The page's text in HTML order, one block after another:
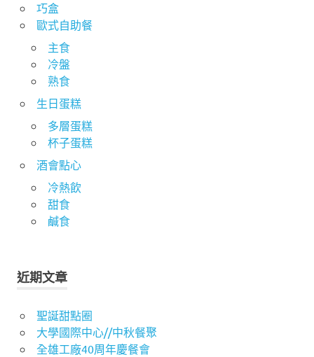
巧盒
歐式自助餐
主食
冷盤
熟食
生日蛋糕
多層蛋糕
杯子蛋糕
酒會點心
冷熱飲
甜食
鹹食
近期文章
聖誕甜點圈
大學國際中心//中秋餐聚
全雄工廠40周年慶餐會